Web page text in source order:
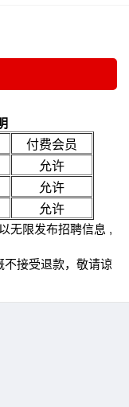
付费会员
允许
允许
允许
无限发布招聘信息 ,
接受退款，敬请谅